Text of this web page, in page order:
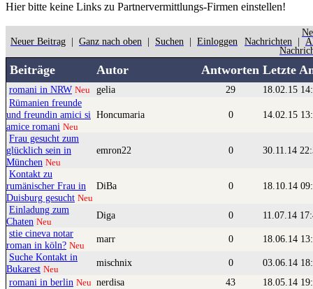
Hier bitte keine Links zu Partnervermittlungs-Firmen einstellen!
Neuer Beitrag Ganz nach oben Suchen Einloggen
Nachrichten
Beiträge Autor Antworten Letzte
romani in NRW Neu gelia 29
18.02.15
Rümanien freunde
und freundin amici si
amice romani Neu
Honcumaria 0 14.02.15
Frau gesucht zum
glücklich sein in
München Neu
emron22 0 30.11.14
Kontakt zu
rumänischer Frau in
Duisburg gesucht Neu
DiBa 0 18.10.14
Einladung zum
Chaten Neu
Diga 0
11.07.14
stie cineva notar
roman in köln? Neu
marr 0
18.06.14
Suche Kontakt in
Bukarest Neu
mischnix 0
03.06.14
romani in berlin Neu nerdisa 43
18.05.14